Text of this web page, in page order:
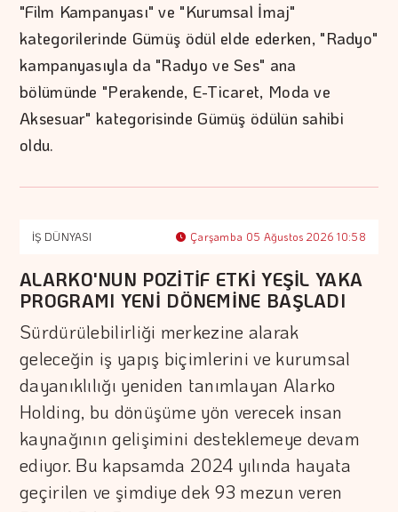
"Film Kampanyası" ve "Kurumsal İmaj"
kategorilerinde Gümüş ödül elde ederken, "Radyo"
kampanyasıyla da "Radyo ve Ses" ana
bölümünde "Perakende, E-Ticaret, Moda ve
Aksesuar" kategorisinde Gümüş ödülün sahibi
oldu.
İŞ DÜNYASI Çarşamba 05 Ağustos 2026 10:58
ALARKO'NUN POZİTİF ETKİ YEŞİL YAKA
PROGRAMI YENİ DÖNEMİNE BAŞLADI
Sürdürülebilirliği merkezine alarak
geleceğin iş yapış biçimlerini ve kurumsal
dayanıklılığı yeniden tanımlayan Alarko
Holding, bu dönüşüme yön verecek insan
kaynağının gelişimini desteklemeye devam
ediyor. Bu kapsamda 2024 yılında hayata
geçirilen ve şimdiye dek 93 mezun veren